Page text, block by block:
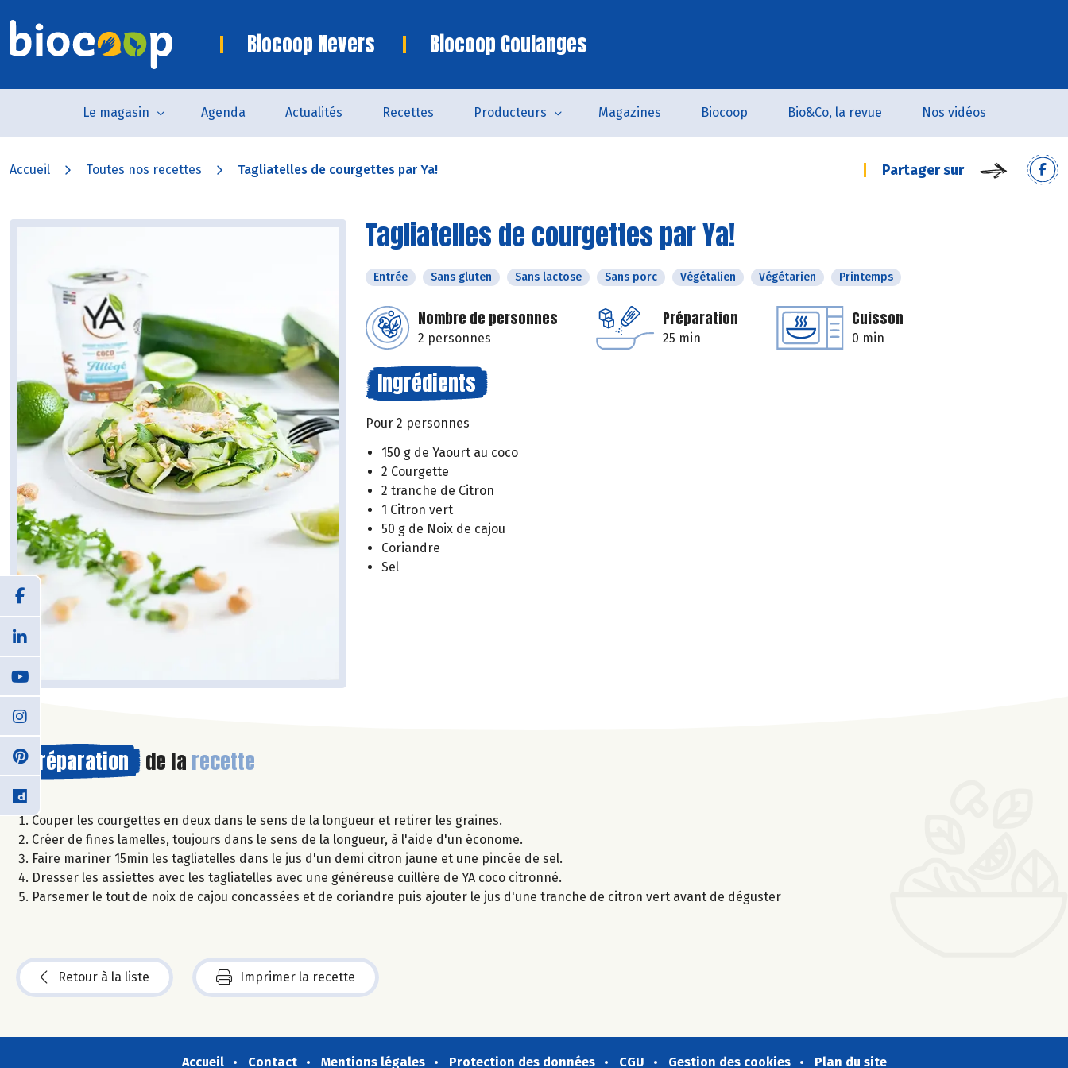
Biocoop Nevers Biocoop Coulanges
Le magasin Agenda Actualités Recettes Producteurs Magazines Biocoop Bio&Co, la revue Nos vidéos
Accueil Toutes nos recettes Tagliatelles de courgettes par Ya! Partager sur
Tagliatelles de courgettes par Ya!
Entrée Sans gluten Sans lactose Sans porc Végétalien Végétarien Printemps
Nombre de personnes
2 personnes
Préparation
25 min
Cuisson
0 min
Ingrédients
Pour 2 personnes
150 g de Yaourt au coco
2 Courgette
2 tranche de Citron
1 Citron vert
50 g de Noix de cajou
Coriandre
Sel
Préparation de la recette
Couper les courgettes en deux dans le sens de la longueur et retirer les graines.
Créer de fines lamelles, toujours dans le sens de la longueur, à l'aide d'un économe.
Faire mariner 15min les tagliatelles dans le jus d'un demi citron jaune et une pincée de sel.
Dresser les assiettes avec les tagliatelles avec une généreuse cuillère de YA coco citronné.
Parsemer le tout de noix de cajou concassées et de coriandre puis ajouter le jus d'une tranche de citron vert avant de déguster
Retour à la liste Imprimer la recette
Accueil Contact Mentions légales Protection des données CGU Gestion des cookies Plan du site